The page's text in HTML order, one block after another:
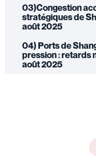
03)Congestion
stratégiques de
août 2025
04) Ports de
pression : retards
août 2025